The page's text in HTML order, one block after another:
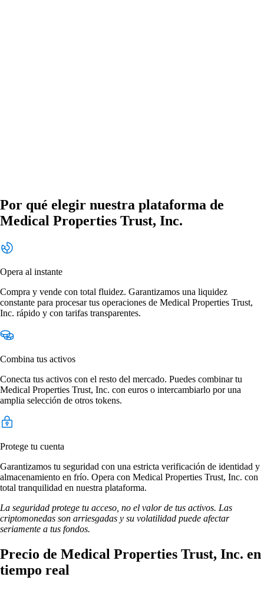
Por qué elegir nuestra plataforma de
Medical Properties Trust, Inc.
Opera al instante
Compra y vende con total fluidez. Garantizamos una liquidez
constante para procesar tus operaciones de Medical Properties Trust,
Inc. rápido y con tarifas transparentes.
Combina tus activos
Conecta tus activos con el resto del mercado. Puedes combinar tu
Medical Properties Trust, Inc. con euros o intercambiarlo por una
amplia selección de otros tokens.
Protege tu cuenta
Garantizamos tu seguridad con una estricta verificación de identidad y
almacenamiento en frío. Opera con Medical Properties Trust, Inc. con
total tranquilidad en nuestra plataforma.
La seguridad protege tu acceso, no el valor de tus activos. Las
criptomonedas son arriesgadas y su volatilidad puede afectar
seriamente a tus fondos.
Precio de Medical Properties Trust, Inc. en
tiempo real